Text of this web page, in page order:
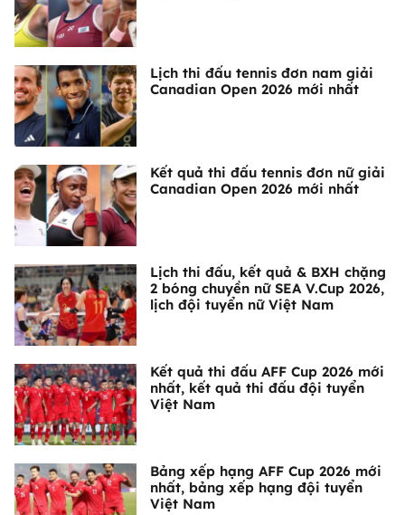
Lịch thi đấu tennis đơn nam giải
Canadian Open 2026 mới nhất
Kết quả thi đấu tennis đơn nữ giải
Canadian Open 2026 mới nhất
Lịch thi đấu, kết quả & BXH chặng
2 bóng chuyền nữ SEA V.Cup 2026,
lịch đội tuyển nữ Việt Nam
Kết quả thi đấu AFF Cup 2026 mới
nhất, kết quả thi đấu đội tuyển
Việt Nam
Bảng xếp hạng AFF Cup 2026 mới
nhất, bảng xếp hạng đội tuyển
Việt Nam